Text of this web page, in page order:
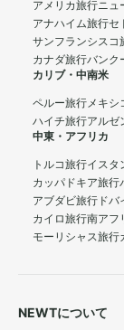
アメリカ旅行ニュ
アナハイム旅行セ
サンフランシスコ
カナダ旅行バンク
カリブ・中南米
ペルー旅行メキシ
ハイチ旅行アルゼ
中東・アフリカ
トルコ旅行イスタ
カッパドキア旅行
アブダビ旅行 ドバ
カイロ旅行南アフ
モーリシャス旅行
NEWTについて